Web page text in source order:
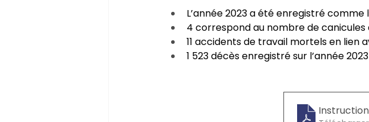
L’année 2023 a été enregistré
4 correspond au nombre de canicules
11 accidents de travail mortels en lien
1 523 décès enregistré sur l’année